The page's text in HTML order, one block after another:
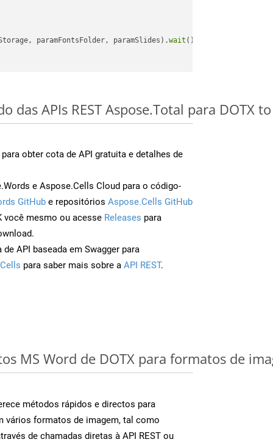
paramFontsFolder, paramSlides).wait ();
das APIs REST Aspose.Total para DOTX
para obter cota de API gratuita e detalhes de
e Aspose.Cells Cloud para o código-
GitHub e repositórios Aspose.Cells GitHub
você mesmo ou acesse Releases para
API baseada em Swagger para
para saber mais sobre a API REST.
MS Word de DOTX para formatos de
métodos rápidos e directos para
vários formatos de imagem, tal como
de chamadas diretas à API REST ou